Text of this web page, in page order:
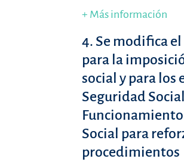
+ Más información
4. Se modifica
para la
social y para
Seguridad
Funcionamiento
Social para
procedimientos